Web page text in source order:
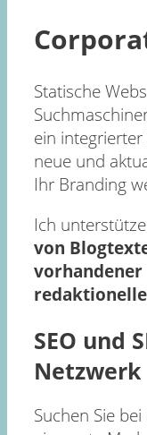
Statische
ein
neue und
Ihr Branding
Ich
von
SEO und
Netzwerk
Suchen Sie